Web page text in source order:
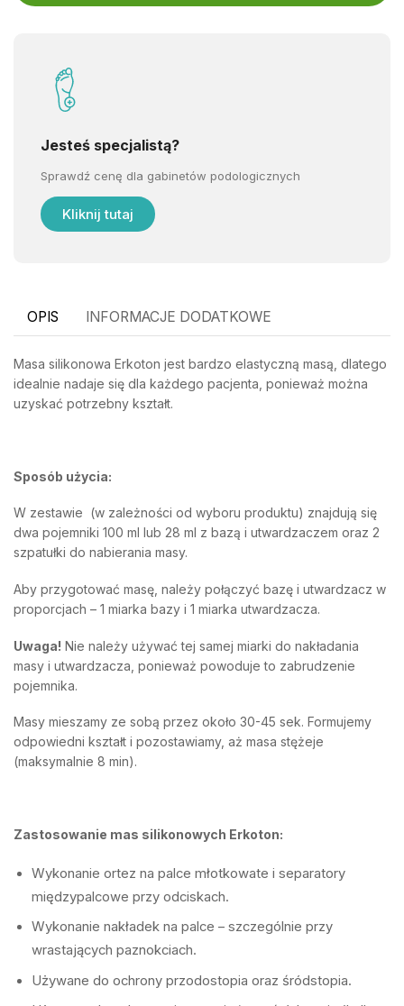
Jesteś specjalistą?
Sprawdź cenę dla gabinetów podologicznych
Kliknij tutaj
OPIS INFORMACJE DODATKOWE
Masa silikonowa Erkoton jest bardzo elastyczną masą, dlatego
idealnie nadaje się dla każdego pacjenta, ponieważ można
uzyskać potrzebny kształt.
Sposób użycia:
W zestawie (w zależności od wyboru produktu) znajdują się
dwa pojemniki 100 ml lub 28 ml z bazą i utwardzaczem oraz 2
szpatułki do nabierania masy.
Aby przygotować masę, należy połączyć bazę i utwardzacz w
proporcjach – 1 miarka bazy i 1 miarka utwardzacza.
Uwaga! Nie należy używać tej samej miarki do nakładania
masy i utwardzacza, ponieważ powoduje to zabrudzenie
pojemnika.
Masy mieszamy ze sobą przez około 30-45 sek. Formujemy
odpowiedni kształt i pozostawiamy, aż masa stężeje
(maksymalnie 8 min).
Zastosowanie mas silikonowych Erkoton:
Wykonanie ortez na palce młotkowate i separatory
międzypalcowe przy odciskach.
Wykonanie nakładek na palce – szczególnie przy
wrastających paznokciach.
Używane do ochrony przodostopia oraz śródstopia.